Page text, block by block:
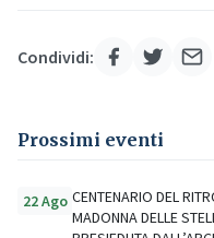
Condividi:
Prossimi eventi
22 Ago CENTENARIO DEL
MADONNA DELLE